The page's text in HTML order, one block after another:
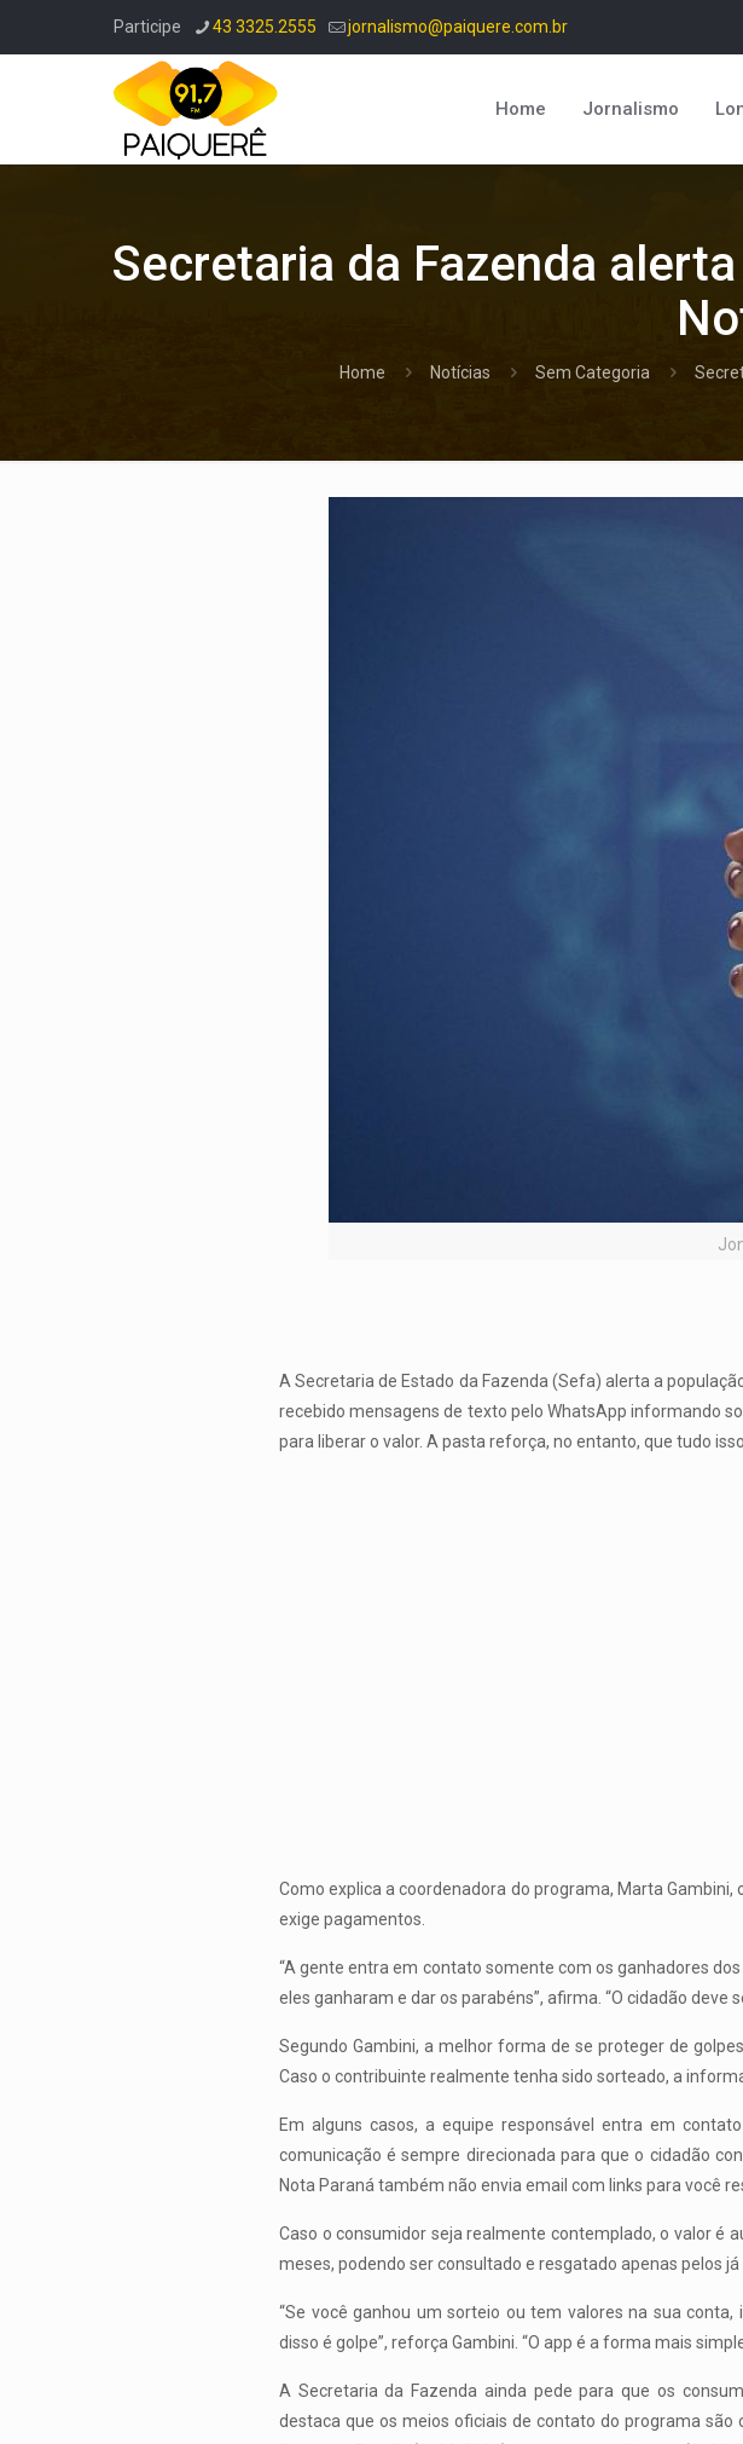
Participe 43 3325.2555 jornalismo@paiquere.com.br
Home Jornalismo
Secretaria da Fazenda
Home Notícias Sem Categoria
A Secretaria de Estado da Fazenda (Sefa) alerta a
recebido mensagens de texto pelo WhatsApp informando
para liberar o valor. A pasta reforça, no entanto, que tudo
Como explica a coordenadora do programa, Marta
exige pagamentos.
“A gente entra em contato somente com os ganhadores
eles ganharam e dar os parabéns”, afirma. “O cidadão
Segundo Gambini, a melhor forma de se proteger de
Caso o contribuinte realmente tenha sido sorteado, a
Em alguns casos, a equipe responsável entra em
comunicação é sempre direcionada para que o cidadão
Nota Paraná também não envia email com links para você
Caso o consumidor seja realmente contemplado, o valor é
meses, podendo ser consultado e resgatado apenas pelos já
“Se você ganhou um sorteio ou tem valores na sua
disso é golpe”, reforça Gambini. “O app é a forma mais
A Secretaria da Fazenda ainda pede para que os
destaca que os meios oficiais de contato do programa